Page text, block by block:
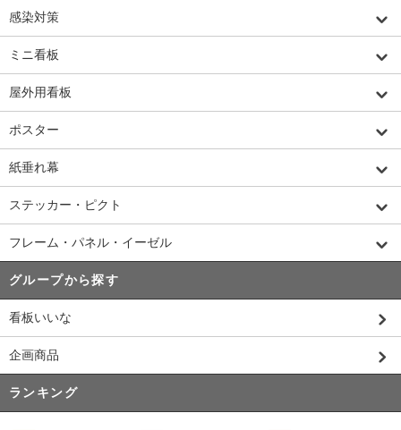
感染対策
ミニ看板
屋外用看板
ポスター
紙垂れ幕
ステッカー・ピクト
フレーム・パネル・イーゼル
グループから探す
看板いいな
企画商品
ランキング